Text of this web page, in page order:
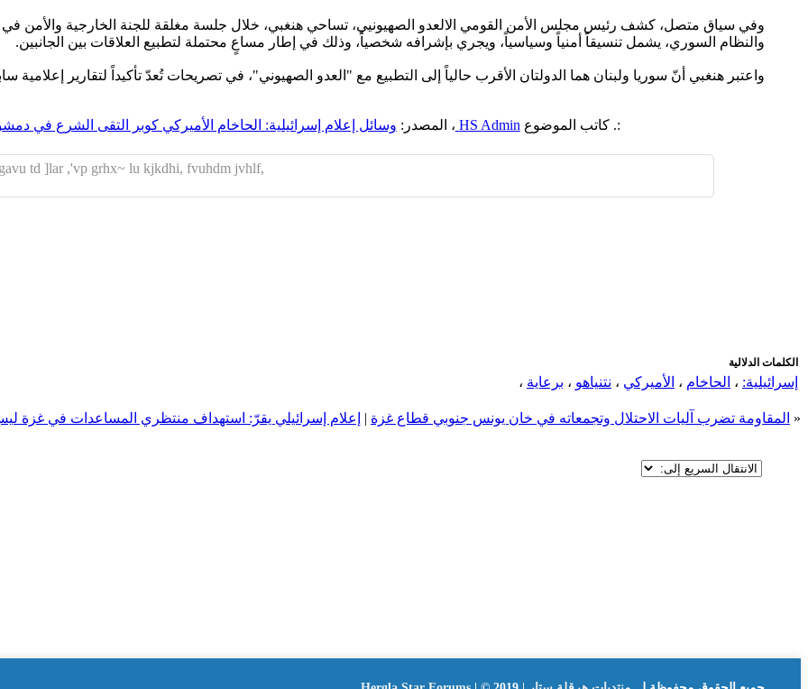
وفي سياق متصل، كشف رئيس مجلس الأمن القومي الالعدو الصهيونيي، تساحي هنغبي، خلال جلسة مغلقة للجنة الخارجية والأمن في
والنظام السوري، يشمل تنسيقاً أمنياً وسياسياً، ويجري بإشرافه شخصياً، وذلك في إطار مساعٍ محتملة لتطبيع العلاقات بين الجانبين.
واعتبر هنغبي أنّ سوريا ولبنان هما الدولتان الأقرب حالياً إلى التطبيع مع "العدو الصهيوني"، في تصريحات تُعدّ تأكيداً لتقارير
:. كاتب الموضوع HS Admin ، المصدر: وسائل إعلام إسرائيلية: الحاخام الأميركي كوبر التقى الشرع في
,shzg Yughl Ysvhzdgdm: hgphohl hgHldv;d ;,fv hgjrn hgavu td ]lar ,'vp grhx~ lu kjkdhi, fvuhdm jvhlf
الكلمات الدلالية
إسرائيلية: ، الحاخام ، الأميركي ، نتنياهو ، برعاية ،
« المقاومة تضرب آليات الاحتلال وتجمعاته في خان يونس جنوبي قطاع غزة | إعلام إسرائيلي يقرّ: استهداف منتظري المساعدات في غزة